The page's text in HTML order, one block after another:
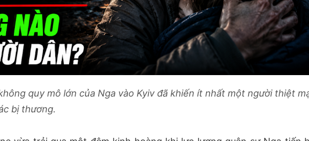
quy mô lớn của Nga vào Kyiv đã khiến ít nhất một người thiệt
bị thương.